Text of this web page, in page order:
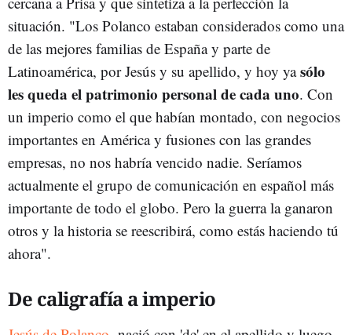
situación. "Los Polanco estaban considerados como una
de las mejores familias de España y parte de
Latinoamérica, por Jesús y su apellido, y hoy yasólo
les queda el patrimonio personal de cada uno. Con
un imperio como el que habían montado, con negocios
importantes en América y fusiones con las grandes
empresas, no nos habría vencido nadie. Seríamos
actualmente el grupo de comunicación en español más
importante de todo el globo. Pero la guerra la ganaron
otros y la historia se reescribirá, como estás haciendo tú
ahora".
De caligrafía a imperio